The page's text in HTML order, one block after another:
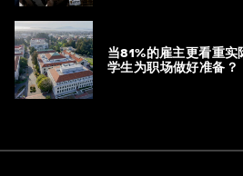
当81%的雇主更看重
学生为职场做好准备？